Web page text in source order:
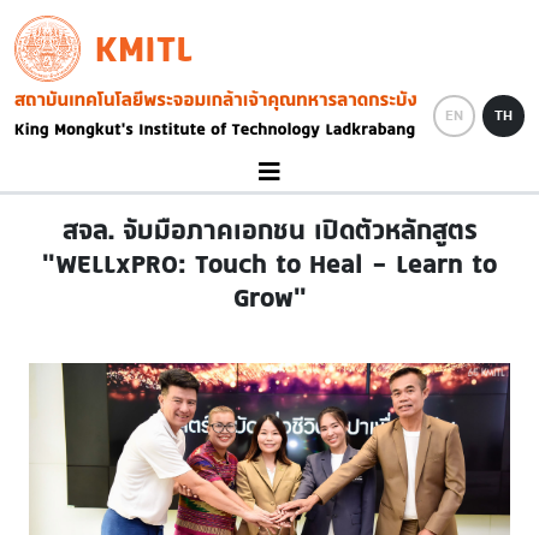
Skip to main content
KMITL
Image
EN TH
สจล. จับมือภาคเอกชน เปิดตัวหลักสูตร
"WELLxPRO: Touch to Heal – Learn to
Grow"